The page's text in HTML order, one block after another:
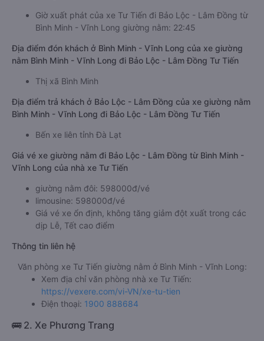
Giờ xuất phát của xe Tư Tiến đi Bảo Lộc - Lâm Đồng từ
Bình Minh - Vĩnh Long giường nằm: 22:45
Địa điểm đón khách ở Bình Minh - Vĩnh Long của xe giường
nằm Bình Minh - Vĩnh Long đi Bảo Lộc - Lâm Đồng Tư Tiến
Thị xã Bình Minh
Địa điểm trả khách ở Bảo Lộc - Lâm Đồng của xe giường nằm
Bình Minh - Vĩnh Long đi Bảo Lộc - Lâm Đồng Tư Tiến
Bến xe liên tỉnh Đà Lạt
Giá vé xe giường nằm đi Bảo Lộc - Lâm Đồng từ Bình Minh -
Vĩnh Long của nhà xe Tư Tiến
giường nằm đôi: 598000đ/vé
limousine: 598000đ/vé
Giá vé xe ổn định, không tăng giảm đột xuất trong các
dịp Lễ, Tết cao điểm
Thông tin liên hệ
Văn phòng xe Tư Tiến giường nằm ở Bình Minh - Vĩnh Long:
Xem địa chỉ văn phòng nhà xe Tư Tiến:
https://vexere.com/vi-VN/xe-tu-tien
Điện thoại: 1900 888684
🚌 2. Xe Phương Trang